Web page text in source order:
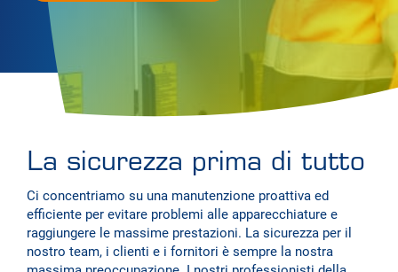
La sicurezza prima di tutto
Ci concentriamo su una manutenzione proattiva ed
efficiente per evitare problemi alle apparecchiature e
raggiungere le massime prestazioni. La sicurezza per il
nostro team, i clienti e i fornitori è sempre la nostra